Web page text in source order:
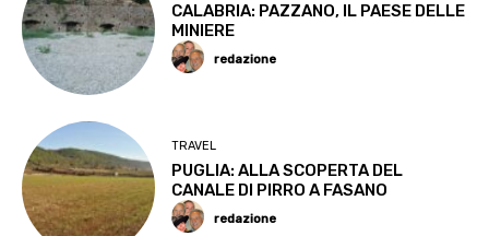
CALABRIA: PAZZANO, IL PAESE DELLE
MINIERE
redazione
TRAVEL
PUGLIA: ALLA SCOPERTA DEL
CANALE DI PIRRO A FASANO
redazione